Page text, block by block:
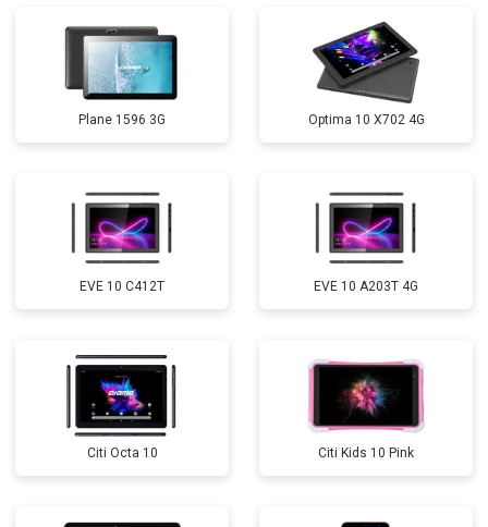
Plane 1596 3G Optima 10 X702 4G
EVE 10 C412T EVE 10 A203T 4G
Citi Octa 10 Citi Kids 10 Pink